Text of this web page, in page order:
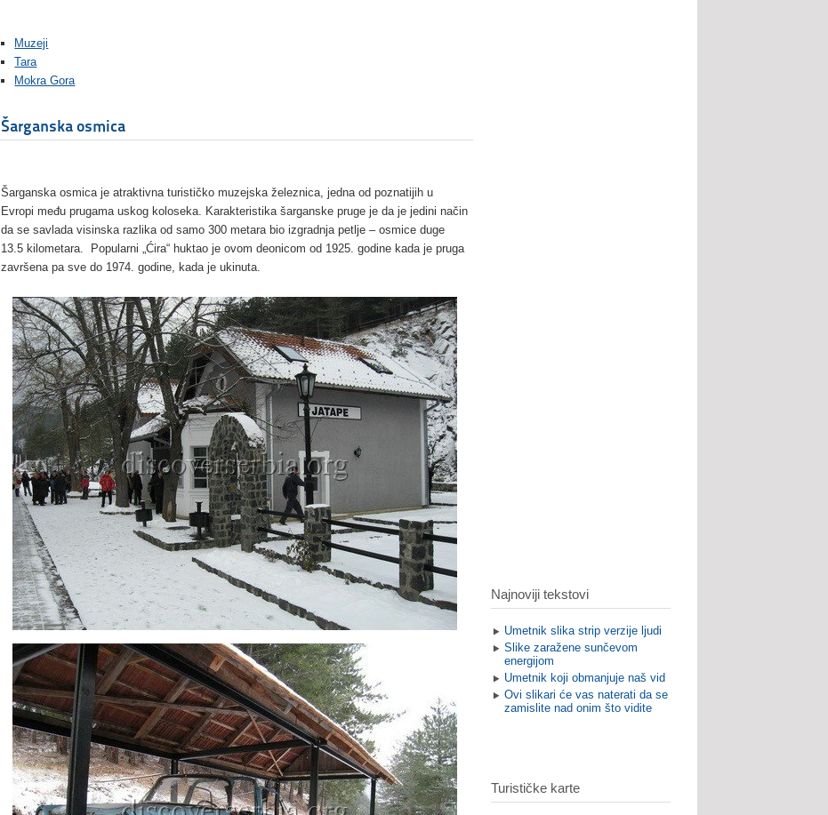
Muzeji
Tara
Mokra Gora
Šarganska osmica
Šarganska osmica je atraktivna turističko muzejska železnica, jedna od poznatijih u
Evropi među prugama uskog koloseka. Karakteristika šarganske pruge je da je jedini način
da se savlada visinska razlika od samo 300 metara bio izgradnja petlje – osmice duge
13.5 kilometara. Popularni „Ćira“ huktao je ovom deonicom od 1925. godine kada je pruga
završena pa sve do 1974. godine, kada je ukinuta.
Najnoviji tekstovi
Umetnik slika strip verzije ljudi
Slike zaražene sunčevom
energijom
Umetnik koji obmanjuje naš vid
Ovi slikari će vas naterati da se
zamislite nad onim što vidite
Turističke karte